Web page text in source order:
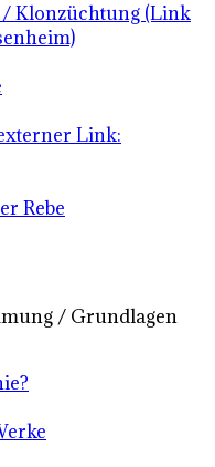
Klonzüchtung (Link
Link:
Rebe
/ Grundlagen